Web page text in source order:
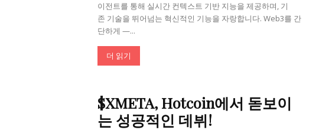
이전트를 통해 실시간 컨텍스트 기반 지능을 제공하며, 기
존 기술을 뛰어넘는 혁신적인 기능을 자랑합니다. Web3를 간
단하게 —...
더 읽기
$XMETA, Hotcoin에서 돋보이
는 성공적인 데뷔!